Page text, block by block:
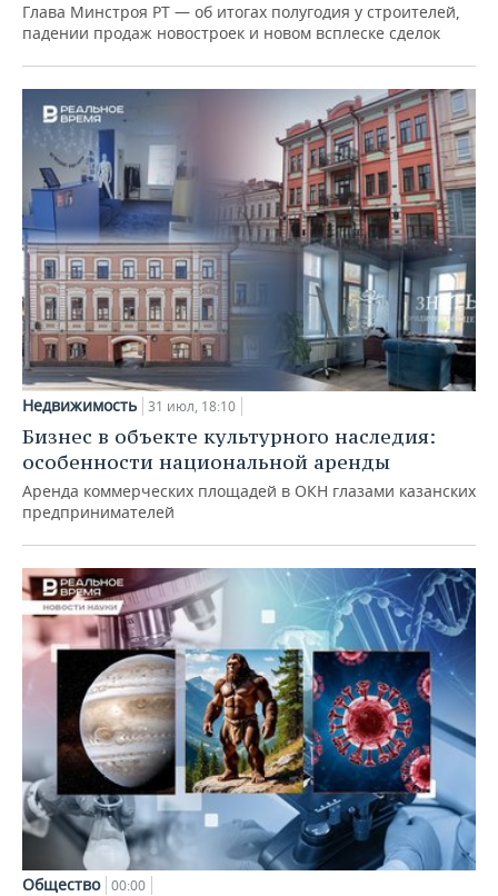
Глава Минстроя РТ — об итогах полугодия у строителей,
падении продаж новостроек и новом всплеске сделок
Недвижимость 31 июл, 18:10
Бизнес в объекте культурного наследия:
особенности национальной аренды
Аренда коммерческих площадей в ОКН глазами казанских
предпринимателей
Общество 00:00